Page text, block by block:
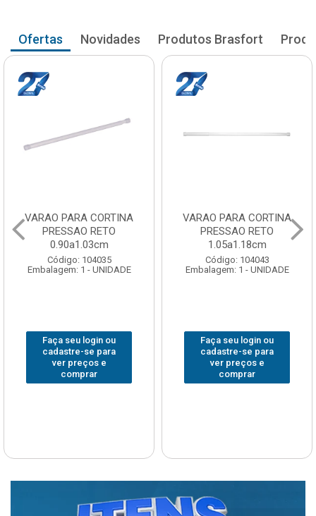
Ofertas Novidades Produtos Brasfort
VARAO PARA CORTINA
PRESSAO RETO
0.90a1.03cm
Código: 104035
Embalagem: 1 - UNIDADE
Faça seu login ou
cadastre-se para
ver preços e
comprar
VARAO PARA CORTINA
PRESSAO RETO
1.05a1.18cm
Código: 104043
Embalagem: 1 - UNIDADE
Faça seu login ou
cadastre-se para
ver preços e
comprar